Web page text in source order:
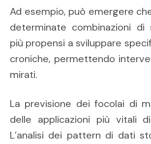
Ad esempio, può emergere
determinate combinazioni di
più propensi a sviluppare
croniche, permettendo
mirati.
La previsione dei focolai di
delle applicazioni più vitali
L’analisi dei pattern di dati